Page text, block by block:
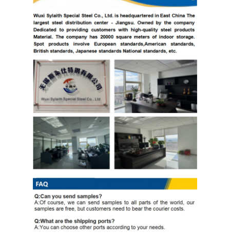
PPGI гальванизировало стальную катушку